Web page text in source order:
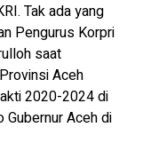
Tak ada yang
Pengurus Korpri
saat
Aceh
2020-2024 di
Aceh di